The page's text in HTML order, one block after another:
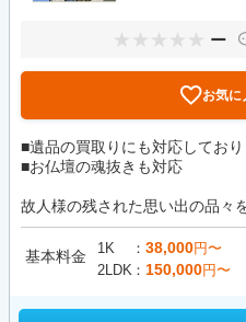
ー
お気に
■遺品の買取りにも対応しており
■お仏壇の魂抜きも対応
故人様の残された思い出の品々
基本料金 1K 38,000円〜
2LDK
150,000円〜